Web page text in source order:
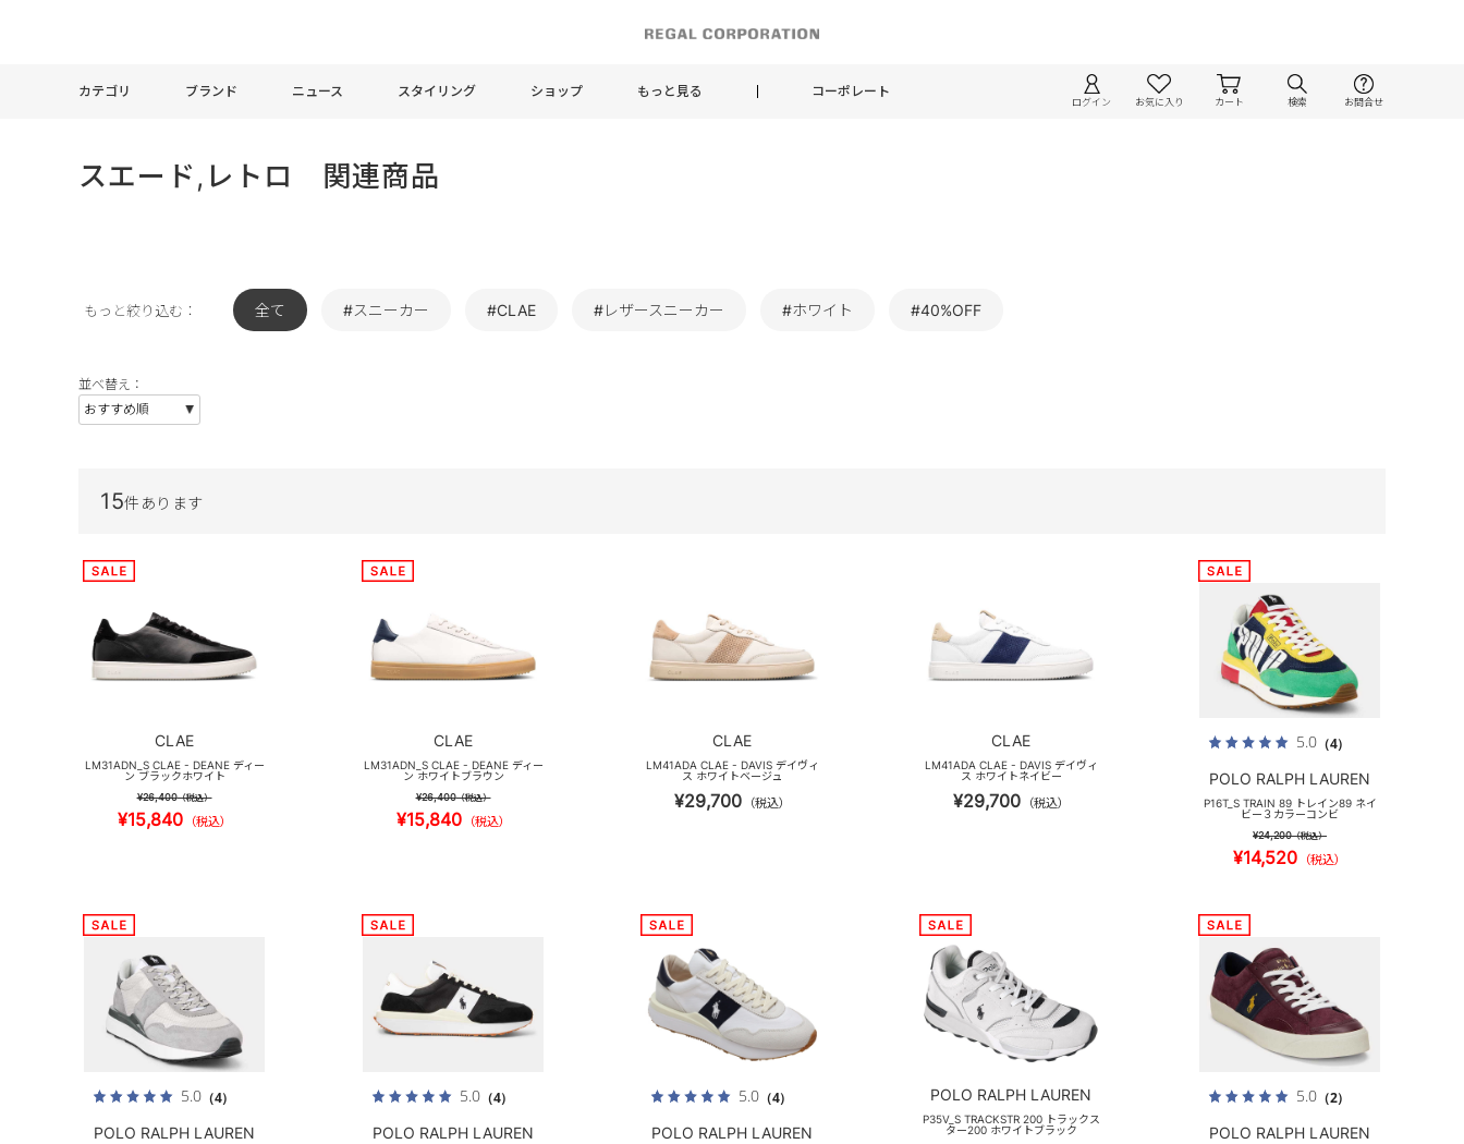
カテゴリ ブランド ニュース スタイリング ショップ もっと見る コーポレート
ログイン お気に入り カート 検索 お問合せ
スエード,レトロ 関連商品
もっと絞り込む： 全て #スニーカー #CLAE #レザースニーカー #ホワイト #40%OFF
並べ替え：
15件あります
CLAE
LM31ADN_S CLAE - DEANE ディー
ン ブラックホワイト
¥26,400（税込）
¥15,840 （税込）
CLAE
LM31ADN_S CLAE - DEANE ディー
ン ホワイトブラウン
¥26,400（税込）
¥15,840 （税込）
CLAE
LM41ADA CLAE - DAVIS デイヴィ
ス ホワイトベージュ
¥29,700 （税込）
CLAE
LM41ADA CLAE - DAVIS デイヴィ
ス ホワイトネイビー
¥29,700 （税込）
5.0（4）
POLO RALPH LAUREN
P16T_S TRAIN 89 トレイン89 ネイ
ビー３カラーコンビ
¥24,200（税込）
¥14,520 （税込）
5.0（4）
POLO RALPH LAUREN
5.0（4）
POLO RALPH LAUREN
5.0（4）
POLO RALPH LAUREN
POLO RALPH LAUREN
P35V_S TRACKSTR 200 トラックス
ター200 ホワイトブラック
5.0（2）
POLO RALPH LAUREN